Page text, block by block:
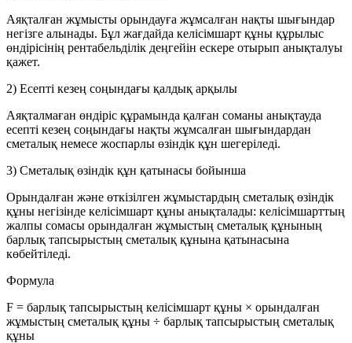
Аяқталған жұмысты орындауға жұмсалған нақты шығындар
негізге алынады. Бұл жағдайда келісімшарт құны құрылыс
өндірісінің рентабельділік деңгейін ескере отырып анықталуы
қажет.
2) Есепті кезең соңындағы қалдық арқылы
Аяқталмаған өндіріс құрамында қалған соманы анықтауда
есепті кезең соңындағы нақты жұмсалған шығындардан
сметалық немесе жоспарлы өзіндік құн шегеріледі.
3) Сметалық өзіндік құн қатынасы бойынша
Орындалған және өткізілген жұмыстардың сметалық өзіндік
құны негізінде келісімшарт құны анықталады: келісімшарттың
жалпы сомасы орындалған жұмыстың сметалық құнының
барлық тапсырыстың сметалық құнына қатынасына
көбейтіледі.
Формула
F = барлық тапсырыстың келісімшарт құны × орындалған
жұмыстың сметалық құны ÷ барлық тапсырыстың сметалық
құны